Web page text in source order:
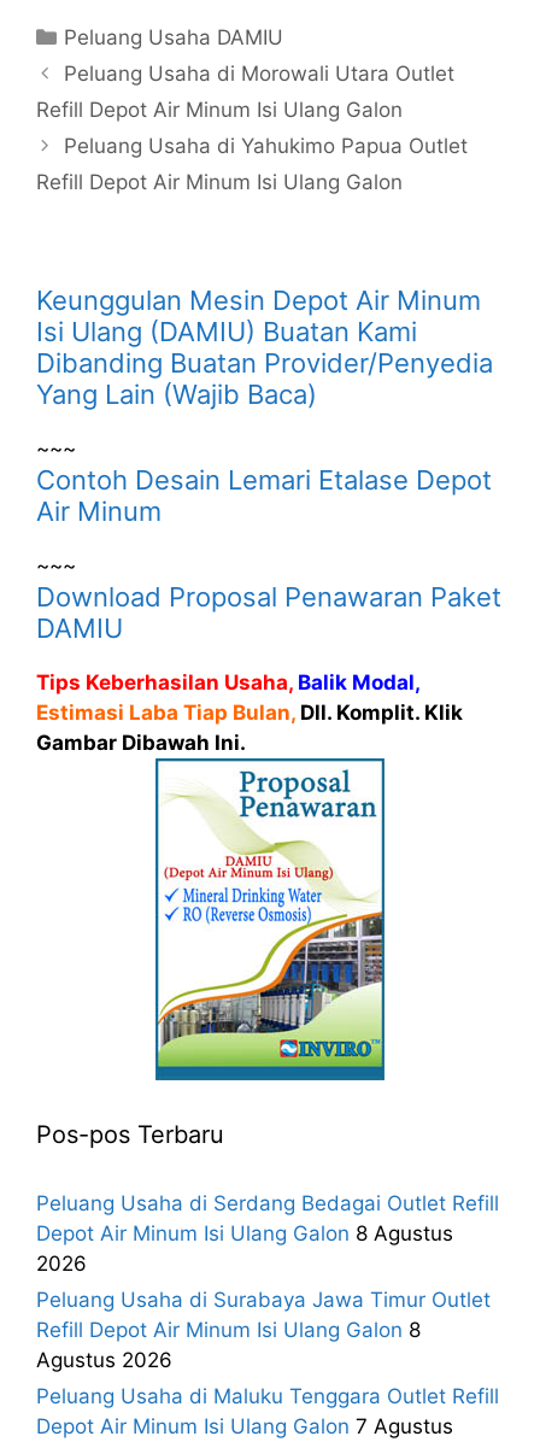
Kategori
Peluang Usaha DAMIU
Peluang Usaha di Morowali Utara Outlet
Refill Depot Air Minum Isi Ulang Galon
Peluang Usaha di Yahukimo Papua Outlet
Refill Depot Air Minum Isi Ulang Galon
Keunggulan Mesin Depot Air Minum
Isi Ulang (DAMIU) Buatan Kami
Dibanding Buatan Provider/Penyedia
Yang Lain (Wajib Baca)
~~~
Contoh Desain Lemari Etalase Depot
Air Minum
~~~
Download Proposal Penawaran Paket
DAMIU
Tips Keberhasilan Usaha, Balik Modal,
Estimasi Laba Tiap Bulan, Dll. Komplit. Klik
Gambar Dibawah Ini.
Pos-pos Terbaru
Peluang Usaha di Serdang Bedagai Outlet Refill
Depot Air Minum Isi Ulang Galon 8 Agustus
2026
Peluang Usaha di Surabaya Jawa Timur Outlet
Refill Depot Air Minum Isi Ulang Galon 8
Agustus 2026
Peluang Usaha di Maluku Tenggara Outlet Refill
Depot Air Minum Isi Ulang Galon 7 Agustus